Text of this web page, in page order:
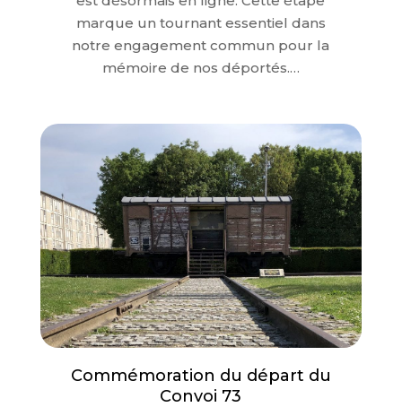
marque un tournant essentiel dans
notre engagement commun pour la
mémoire de nos déportés.…
Commémoration du départ du
Convoi 73